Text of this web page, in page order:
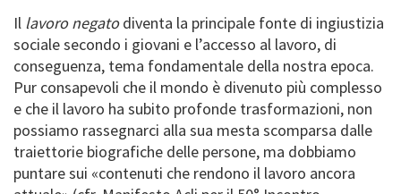
Il lavoro negatodiventa la principale fonte di ingiustizia
sociale secondo i giovani e l’accesso al lavoro, di
conseguenza, tema fondamentale della nostra epoca.
Pur consapevoli che il mondo è divenuto più complesso
e che il lavoro ha subito profonde trasformazioni, non
possiamo rassegnarci alla sua mesta scomparsa dalle
traiettorie biografiche delle persone, ma dobbiamo
puntare sui «contenuti che rendono il lavoro ancora